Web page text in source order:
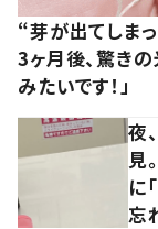
“芽が出てしま
3ヶ月後、驚きの
みたいです！」
夜
見
に
忘